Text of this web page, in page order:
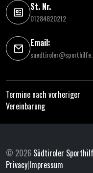
St. Nr.
01284820212
Email:
Termine nach vorheriger
Vereinbarung
© 2026 Südtiroler
Privacy|Impressum